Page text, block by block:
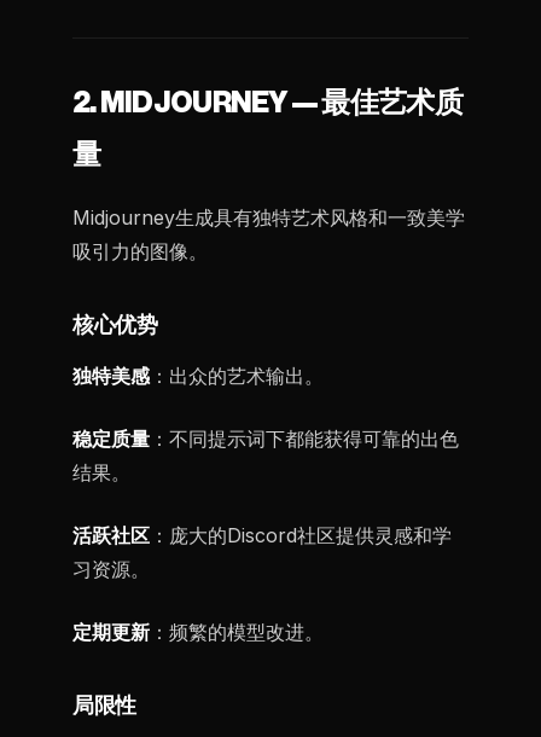
2. MIDJOURNEY — 最佳艺术质
量
Midjourney生成具有独特艺术风格和一致美学
吸引力的图像。
核心优势
独特美感：出众的艺术输出。
稳定质量 ：不同提示词下都能获得可靠的出色
结果。
活跃社区 ：庞大的Discord社区提供灵感和学
习资源。
定期更新 ：频繁的模型改进。
局限性